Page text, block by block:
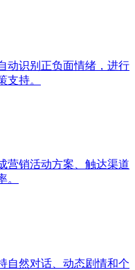
动识别正负面情绪，进行
支持。
营销活动方案、触达渠道
。
自然对话、动态剧情和个